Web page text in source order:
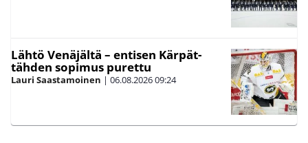
Lähtö Venäjältä – entisen Kärpät-
tähden sopimus purettu
Lauri Saastamoinen | 06.08.202609:24